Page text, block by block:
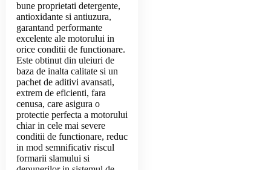
bune proprietati detergente,
antioxidante si antiuzura,
garantand performante
excelente ale motorului in
orice conditii de functionare.
Este obtinut din uleiuri de
baza de inalta calitate si un
pachet de aditivi avansati,
extrem de eficienti, fara
cenusa, care asigura o
protectie perfecta a motorului
chiar in cele mai severe
conditii de functionare, reduc
in mod semnificativ riscul
formarii slamului si